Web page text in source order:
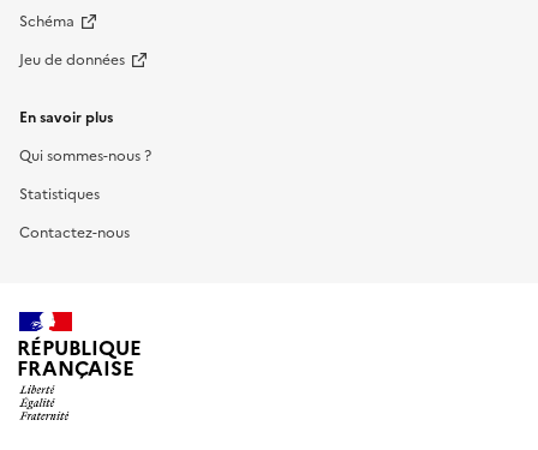
Schéma
Jeu de données
En savoir plus
Qui sommes-nous ?
Statistiques
Contactez-nous
RÉPUBLIQUE
FRANÇAISE